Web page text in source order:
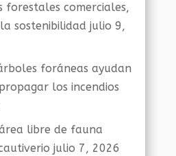
forestales comerciales,
sostenibilidad julio 9,
foráneas ayudan
los incendios
libre de fauna
julio 7, 2026